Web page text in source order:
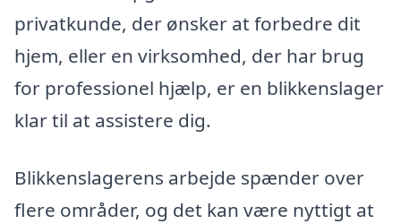
privatkunde, der ønsker at forbedre dit
hjem, eller en virksomhed, der har brug
for professionel hjælp, er en blikkenslager
klar til at assistere dig.
Blikkenslagerens arbejde spænder over
flere områder, og det kan være nyttigt at